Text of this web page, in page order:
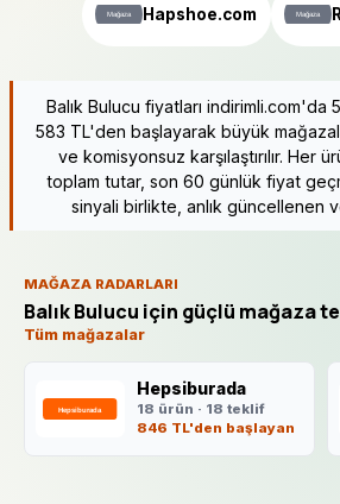
Hapshoe.com
Balık Bulucu fiyatları
583 TL'den başlayarak büyük
ve komisyonsuz karşılaştırılır. Her
toplam tutar, son 60 günlük fiyat
sinyali birlikte, anlık güncellenen
MAĞAZA RADARLARI
Balık Bulucu için güçlü mağaza
Tüm mağazalar
Hepsiburada
18 ürün · 18 teklif
846 TL'den başlayan